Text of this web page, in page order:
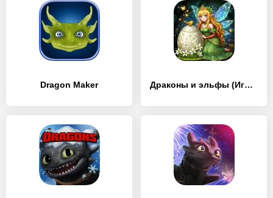
Dragon Maker Драконы и эльфы (Игра слияния)